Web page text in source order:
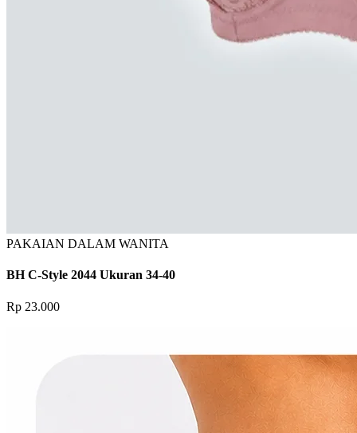
PAKAIAN DALAM WANITA
BH C-Style 2044 Ukuran 34-40
Rp 23.000